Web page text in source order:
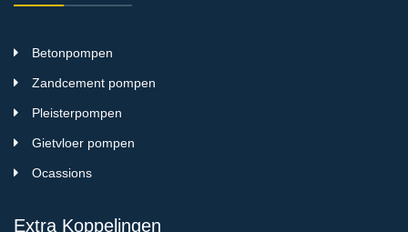
Betonpompen
Zandcement pompen
Pleisterpompen
Gietvloer pompen
Ocassions
Extra Koppelingen